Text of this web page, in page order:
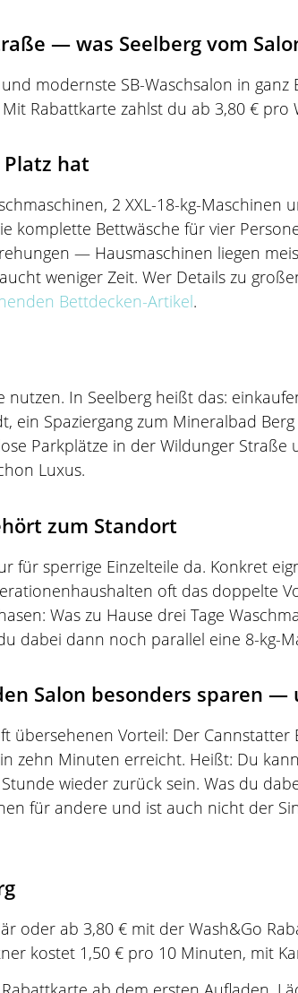
— was Seelberg vom
modernste SB-Waschsalon in
Rabattkarte zahlst du ab 3,80 €
hat
2 XXL-18-kg-
komplette Bettwäsche für vier
— Hausmaschinen liegen
weniger Zeit. Wer Details zu
Bettdecken-Artikel.
In Seelberg heißt das:
ein Spaziergang zum Mineralbad
Parkplätze in der Wildunger
Luxus.
zum Standort
für sperrige Einzelteile da. Konkret
oft das doppelte
Was zu Hause drei Tage
dabei dann noch parallel eine 8-kg-
Salon besonders sparen
übersehenen Vorteil: Der
zehn Minuten erreicht. Heißt: Du
wieder zurück sein. Was du
für andere und ist auch nicht der
oder ab 3,80 € mit der Wash&Go
kostet 1,50 € pro 10 Minuten, mit